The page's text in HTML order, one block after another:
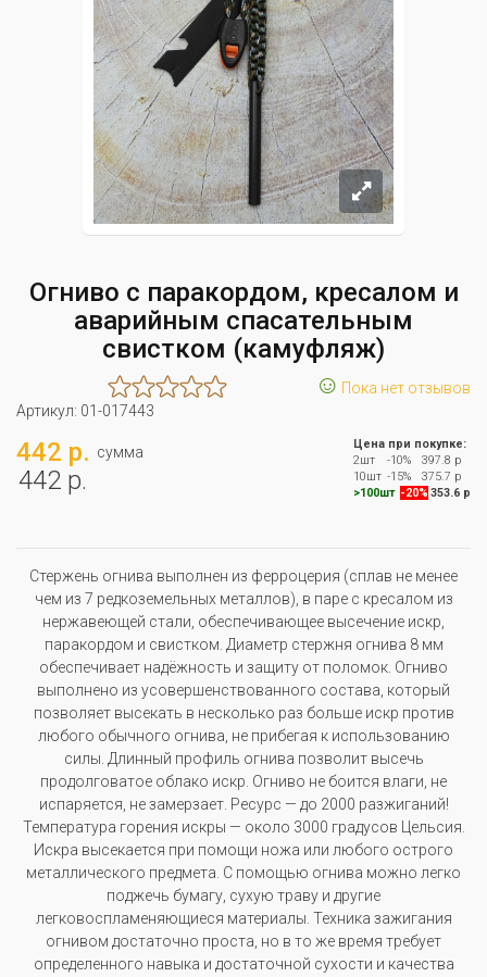
Огниво с паракордом, кресалом и
аварийным спасательным
свистком (камуфляж)
☺ Пока нет отзывов
Артикул: 01-017443
442 р. сумма
442 р.
Цена при покупке:
2шт
-10%
397.8 р
10шт -15%
375.7 р
>100шт -20% 353.6 р
Стержень огнива выполнен из ферроцерия (сплав не менее
чем из 7 редкоземельных металлов), в паре с кресалом из
нержавеющей стали, обеспечивающее высечение искр,
паракордом и свистком. Диаметр стержня огнива 8 мм
обеспечивает надёжность и защиту от поломок. Огниво
выполнено из усовершенствованного состава, который
позволяет высекать в несколько раз больше искр против
любого обычного огнива, не прибегая к использованию
силы. Длинный профиль огнива позволит высечь
продолговатое облако искр. Огниво не боится влаги, не
испаряется, не замерзает. Ресурс — до 2000 разжиганий!
Температура горения искры — около 3000 градусов Цельсия.
Искра высекается при помощи ножа или любого острого
металлического предмета. С помощью огнива можно легко
поджечь бумагу, сухую траву и другие
легковоспламеняющиеся материалы. Техника зажигания
огнивом достаточно проста, но в то же время требует
определенного навыка и достаточной сухости и качества